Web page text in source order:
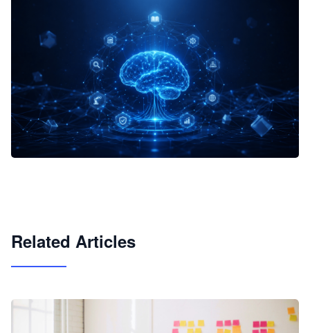
Related Articles